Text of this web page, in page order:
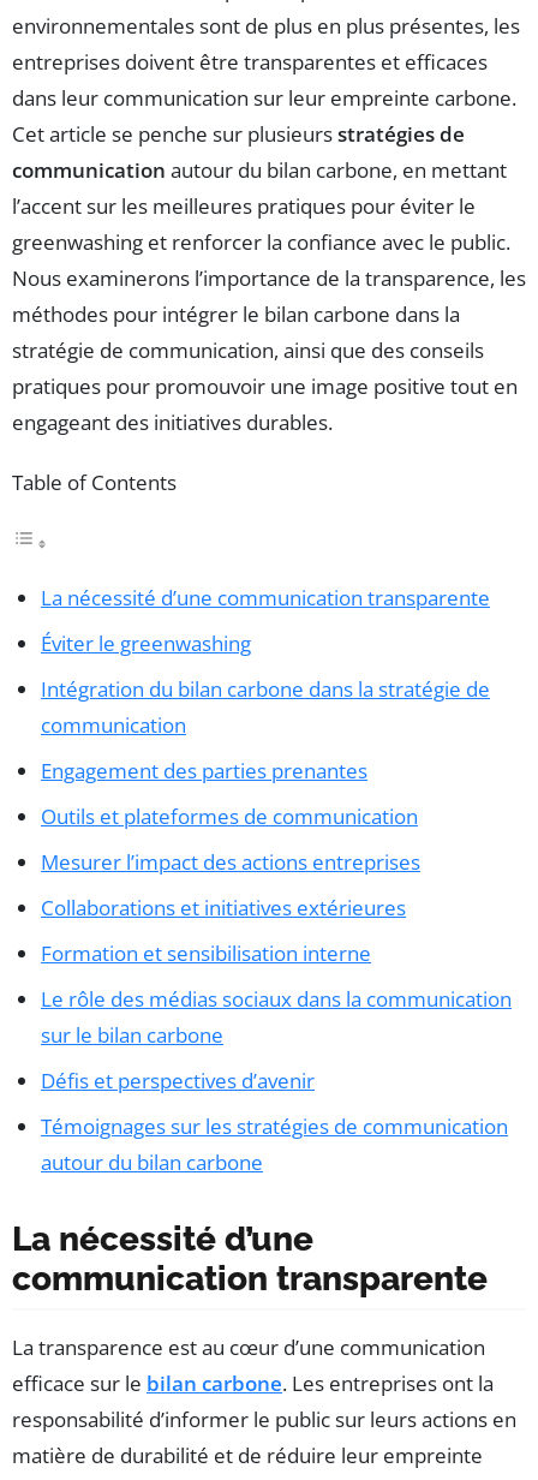
environnementales sont de plus en plus présentes, les
entreprises doivent être transparentes et efficaces
dans leur communication sur leur empreinte carbone.
Cet article se penche sur plusieursstratégies de
communication autour du bilan carbone, en mettant
l’accent sur les meilleures pratiques pour éviter le
greenwashing et renforcer la confiance avec le public.
Nous examinerons l’importance de la transparence, les
méthodes pour intégrer le bilan carbone dans la
stratégie de communication, ainsi que des conseils
pratiques pour promouvoir une image positive tout en
engageant des initiatives durables.
Table of Contents
La nécessité d’une communication transparente
Éviter le greenwashing
Intégration du bilan carbone dans la stratégie de
communication
Engagement des parties prenantes
Outils et plateformes de communication
Mesurer l’impact des actions entreprises
Collaborations et initiatives extérieures
Formation et sensibilisation interne
Le rôle des médias sociaux dans la communication
sur le bilan carbone
Défis et perspectives d’avenir
Témoignages sur les stratégies de communication
autour du bilan carbone
La nécessité d’une
communication transparente
La transparence est au cœur d’une communication
efficace sur le bilan carbone. Les entreprises ont la
responsabilité d’informer le public sur leurs actions en
matière de durabilité et de réduire leur empreinte